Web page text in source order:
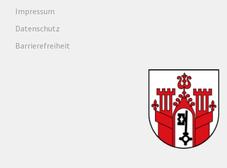
Impressum
Datenschutz
Barrierefreiheit